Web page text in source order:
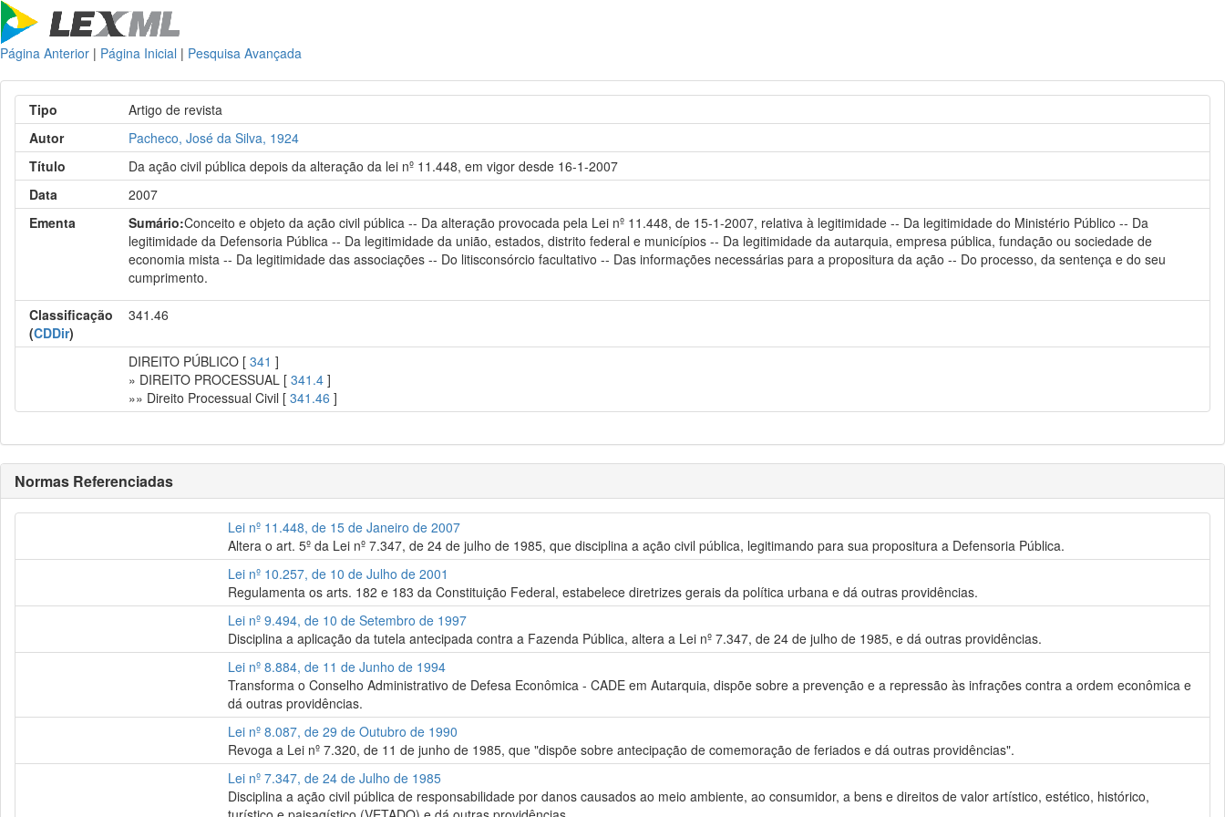
Página Anterior | Página Inicial | Pesquisa Avançada
Tipo
Artigo de revista
Autor
Pacheco, José da Silva, 1924
Título
Da ação civil pública depois da alteração da lei nº 11.448, em vigor desde 16-1-2007
Data
2007
Ementa
Sumário:Conceito e objeto da ação civil pública -- Da alteração provocada pela Lei nº 11.448, de 15-1-2007, relativa à legitimidade -- Da legitimidade do Ministério Público -- Da
legitimidade da Defensoria Pública -- Da legitimidade da união, estados, distrito federal e municípios -- Da legitimidade da autarquia, empresa pública, fundação ou sociedade de
economia mista -- Da legitimidade das associações -- Do litisconsórcio facultativo -- Das informações necessárias para a propositura da ação -- Do processo, da sentença e do seu
cumprimento.
Classificação
(CDDir)
341.46
DIREITO PÚBLICO [341 ]
» DIREITO PROCESSUAL [341.4 ]
»» Direito Processual Civil [341.46 ]
Normas Referenciadas
Lei nº 11.448, de 15 de Janeiro de 2007
Altera o art. 5º da Lei nº 7.347, de 24 de julho de 1985, que disciplina a ação civil pública, legitimando para sua propositura a Defensoria Pública.
Lei nº 10.257, de 10 de Julho de 2001
Regulamenta os arts. 182 e 183 da Constituição Federal, estabelece diretrizes gerais da política urbana e dá outras providências.
Lei nº 9.494, de 10 de Setembro de 1997
Disciplina a aplicação da tutela antecipada contra a Fazenda Pública, altera a Lei nº 7.347, de 24 de julho de 1985, e dá outras providências.
Lei nº 8.884, de 11 de Junho de 1994
Transforma o Conselho Administrativo de Defesa Econômica - CADE em Autarquia, dispõe sobre a prevenção e a repressão às infrações contra a ordem econômica e
dá outras providências.
Lei nº 8.087, de 29 de Outubro de 1990
Revoga a Lei nº 7.320, de 11 de junho de 1985, que "dispõe sobre antecipação de comemoração de feriados e dá outras providências".
Lei nº 7.347, de 24 de Julho de 1985
Disciplina a ação civil pública de responsabilidade por danos causados ao meio ambiente, ao consumidor, a bens e direitos de valor artístico, estético, histórico,